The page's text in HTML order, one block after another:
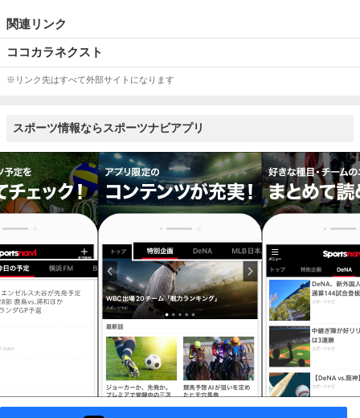
関連リンク
ココカラネクスト
※リンク先はすべて外部サイトになります
スポーツ情報ならスポーツナビアプリ